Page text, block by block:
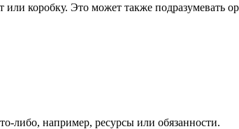
коробку. Это может также подразумевать
либо, например, ресурсы или обязанности.